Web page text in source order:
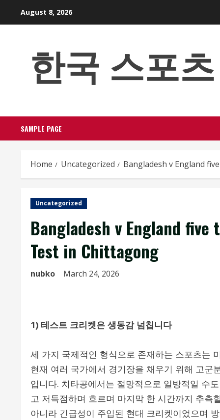
August 8, 2026
한국 스포츠
SAMPLE PAGE
Home Uncategorized Bangladesh v England
Uncategorized
Bangladesh v England
Test in Chittagong
nubko March 24, 2026
1) 테스트 크리켓은 생동감 넘칩니다
세 가지 국제적인 형식으로 존재하는 스포츠는
현재 여러 국가에서 경기장을 채우기 위해 고군
입니다. 치타공에서는 절망적으로 일방적일 수
고 저득점하며 흐르며 마지막 한 시간까지 추측
아니라 긴급성이 주입된 현대 크리켓이었으며